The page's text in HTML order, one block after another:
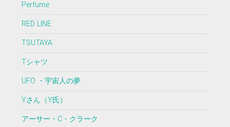
Perfume
RED LINE
TSUTAYA
Tシャツ
UFO ・宇宙人の夢
Yさん（Y氏）
アーサー・C・クラーク